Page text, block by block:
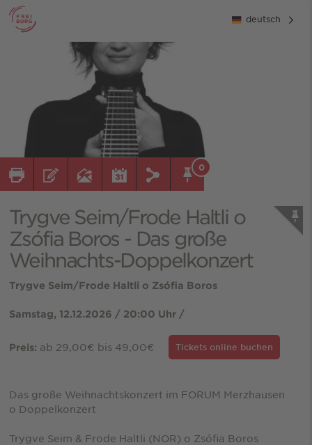
deutsch
0
Trygve Seim/Frode Haltli o
Zsófia Boros - Das große
Weihnachts-Doppelkonzert
Trygve Seim/Frode Haltli o Zsófia Boros
Samstag, 12.12.2026 / 20:00 Uhr /
Preis: ab 29,00€ bis 49,00€ Tickets online buchen
Das große Weihnachtskonzert im FORUM Merzhausen
o Doppelkonzert
Trygve Seim & Frode Haltli (NOR) o Zsófia Boros